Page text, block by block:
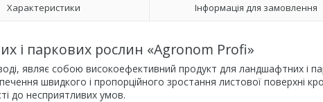
Характеристики Інформація для замовлення
і паркових рослин «Agronom Profi»
являє собою високоефективний продукт для ландшафтних і
швидкого і пропорційного зростання листової поверхні
до несприятливих умов.